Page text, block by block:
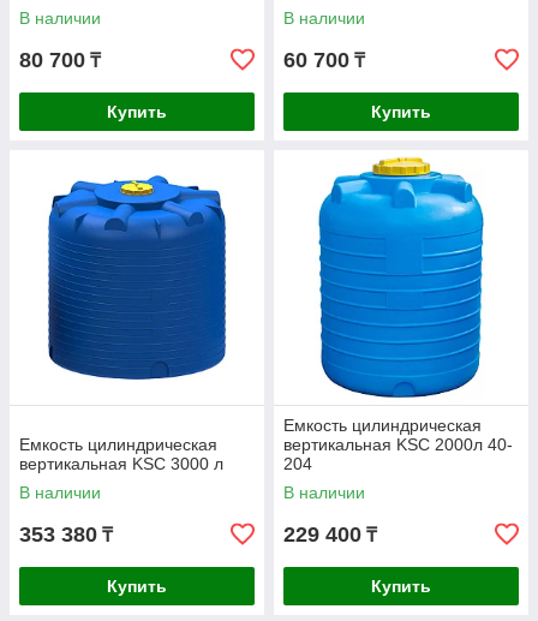
В наличии
80 700 ₸
Купить
В наличии
60 700 ₸
Купить
Емкость цилиндрическая
вертикальная KSC 3000 л
В наличии
353 380 ₸
Купить
Емкость цилиндрическая
вертикальная KSC 2000л 40-
204
В наличии
229 400 ₸
Купить